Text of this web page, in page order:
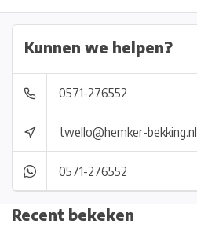
Kunnen we helpen?
0571-276552
twello@hemker-bekking.nl
0571-276552
Recent bekeken